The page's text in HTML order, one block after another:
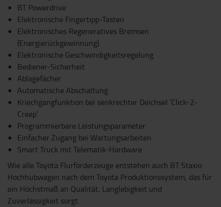
BT Powerdrive
Elektronische Fingertipp-Tasten
Elektronisches Regeneratives Bremsen
(Energierückgewinnung)
Elektronische Geschwindigkeitsregelung
Bediener-Sicherheit
Ablagefächer
Automatische Abschaltung
Kriechgangfunktion bei senkrechter Deichsel ’Click-2-
Creep’
Programmierbare Leistungsparameter
Einfacher Zugang bei Wartungsarbeiten
Smart Truck mit Telematik-Hardware
Wie alle Toyota Flurförderzeuge entstehen auch BT Staxio
Hochhubwagen nach dem Toyota Produktionssystem, das für
ein Höchstmaß an Qualität, Langlebigkeit und
Zuverlässigkeit sorgt.